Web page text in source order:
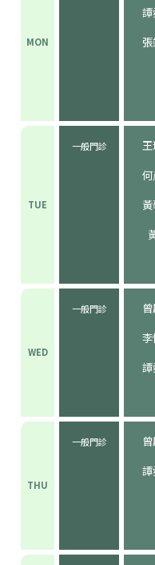
MON
張
TUE
一般門診
WED
一般門診
THU
一般門診